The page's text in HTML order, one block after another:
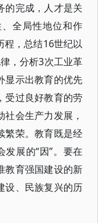
的完成，人才是关
全局性地位和作
程，总结16世纪以
，分析3次工业革
显示出教育的优先
受过良好教育的劳
会生产力发展，
繁荣。教育既是经
发展的“因”。要在
教育强国建设的新
设、民族复兴的历